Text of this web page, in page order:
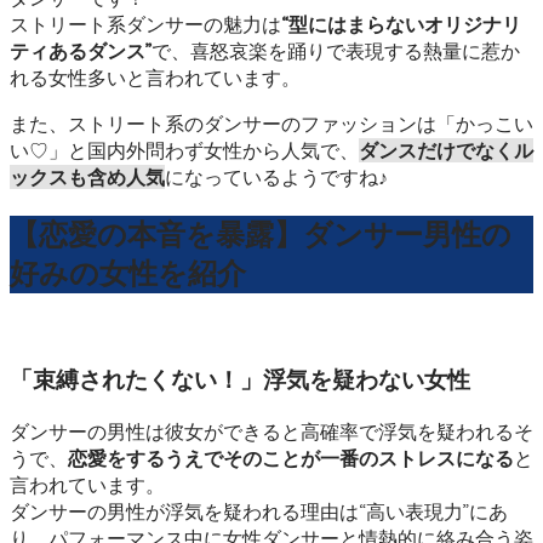
ストリート系ダンサーの魅力は“型にはまらないオリジナリ
ティあるダンス”で、喜怒哀楽を踊りで表現する熱量に惹か
れる女性多いと言われています。
また、ストリート系のダンサーのファッションは「かっこい
い♡」と国内外問わず女性から人気で、 ダンスだけでなくル
ックスも含め人気になっているようですね♪
【恋愛の本音を暴露】ダンサー男性の
好みの女性を紹介
「束縛されたくない！」浮気を疑わない女性
ダンサーの男性は彼女ができると高確率で浮気を疑われるそ
うで、 恋愛をするうえでそのことが一番のストレスになると
言われています。
ダンサーの男性が浮気を疑われる理由は“高い表現力”にあ
り、パフォーマンス中に女性ダンサーと情熱的に絡み合う姿